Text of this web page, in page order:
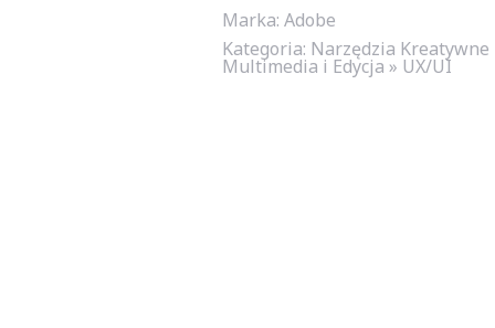
Marka: Adobe
Kategoria: Narzędzia Kreatywne
Multimedia i Edycja » UX/UI